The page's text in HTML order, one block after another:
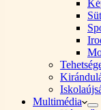
Multimédia